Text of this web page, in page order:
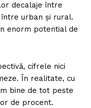
decalaje între
urban și rural.
enorm potential de
cifrele nici
În realitate, cu
bine de tot peste
de procent.